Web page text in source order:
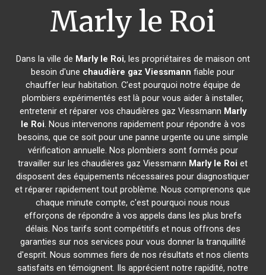
Marly le Roi
Dans la ville de Marly le Roi, les propriétaires de maison ont
besoin d'une chaudière gaz Viessmann fiable pour
chauffer leur habitation. C'est pourquoi notre équipe de
plombiers expérimentés est là pour vous aider à installer,
entretenir et réparer vos chaudières gaz Viessmann Marly
le Roi. Nous intervenons rapidement pour répondre à vos
besoins, que ce soit pour une panne urgente ou une simple
vérification annuelle. Nos plombiers sont formés pour
travailler sur les chaudières gaz Viessmann Marly le Roi et
disposent des équipements nécessaires pour diagnostiquer
et réparer rapidement tout problème. Nous comprenons que
chaque minute compte, c'est pourquoi nous nous
efforçons de répondre à vos appels dans les plus brefs
délais. Nos tarifs sont compétitifs et nous offrons des
garanties sur nos services pour vous donner la tranquillité
d'esprit. Nous sommes fiers de nos résultats et nos clients
satisfaits en témoignent. Ils apprécient notre rapidité, notre